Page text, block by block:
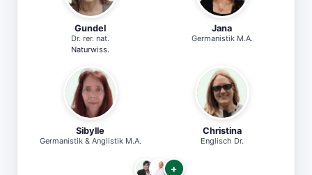
Gundel
Dr. rer. nat.
Naturwiss.
Jana
Germanistik M.A.
Sibylle
Germanistik & Anglistik M.A.
Christina
Englisch Dr.
+